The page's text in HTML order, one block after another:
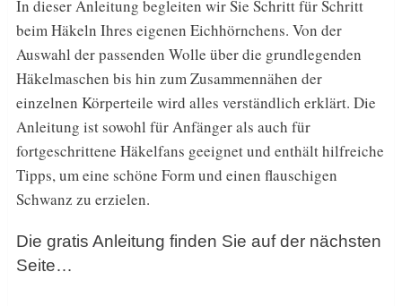
In dieser Anleitung begleiten wir Sie Schritt für Schritt
beim Häkeln Ihres eigenen Eichhörnchens. Von der
Auswahl der passenden Wolle über die grundlegenden
Häkelmaschen bis hin zum Zusammennähen der
einzelnen Körperteile wird alles verständlich erklärt. Die
Anleitung ist sowohl für Anfänger als auch für
fortgeschrittene Häkelfans geeignet und enthält hilfreiche
Tipps, um eine schöne Form und einen flauschigen
Schwanz zu erzielen.
Die gratis Anleitung finden Sie auf der nächsten
Seite…